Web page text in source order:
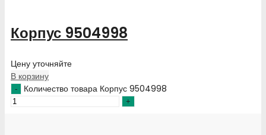
Корпус 9504998
Цену уточняйте
В корзину
Количество товара Корпус 9504998